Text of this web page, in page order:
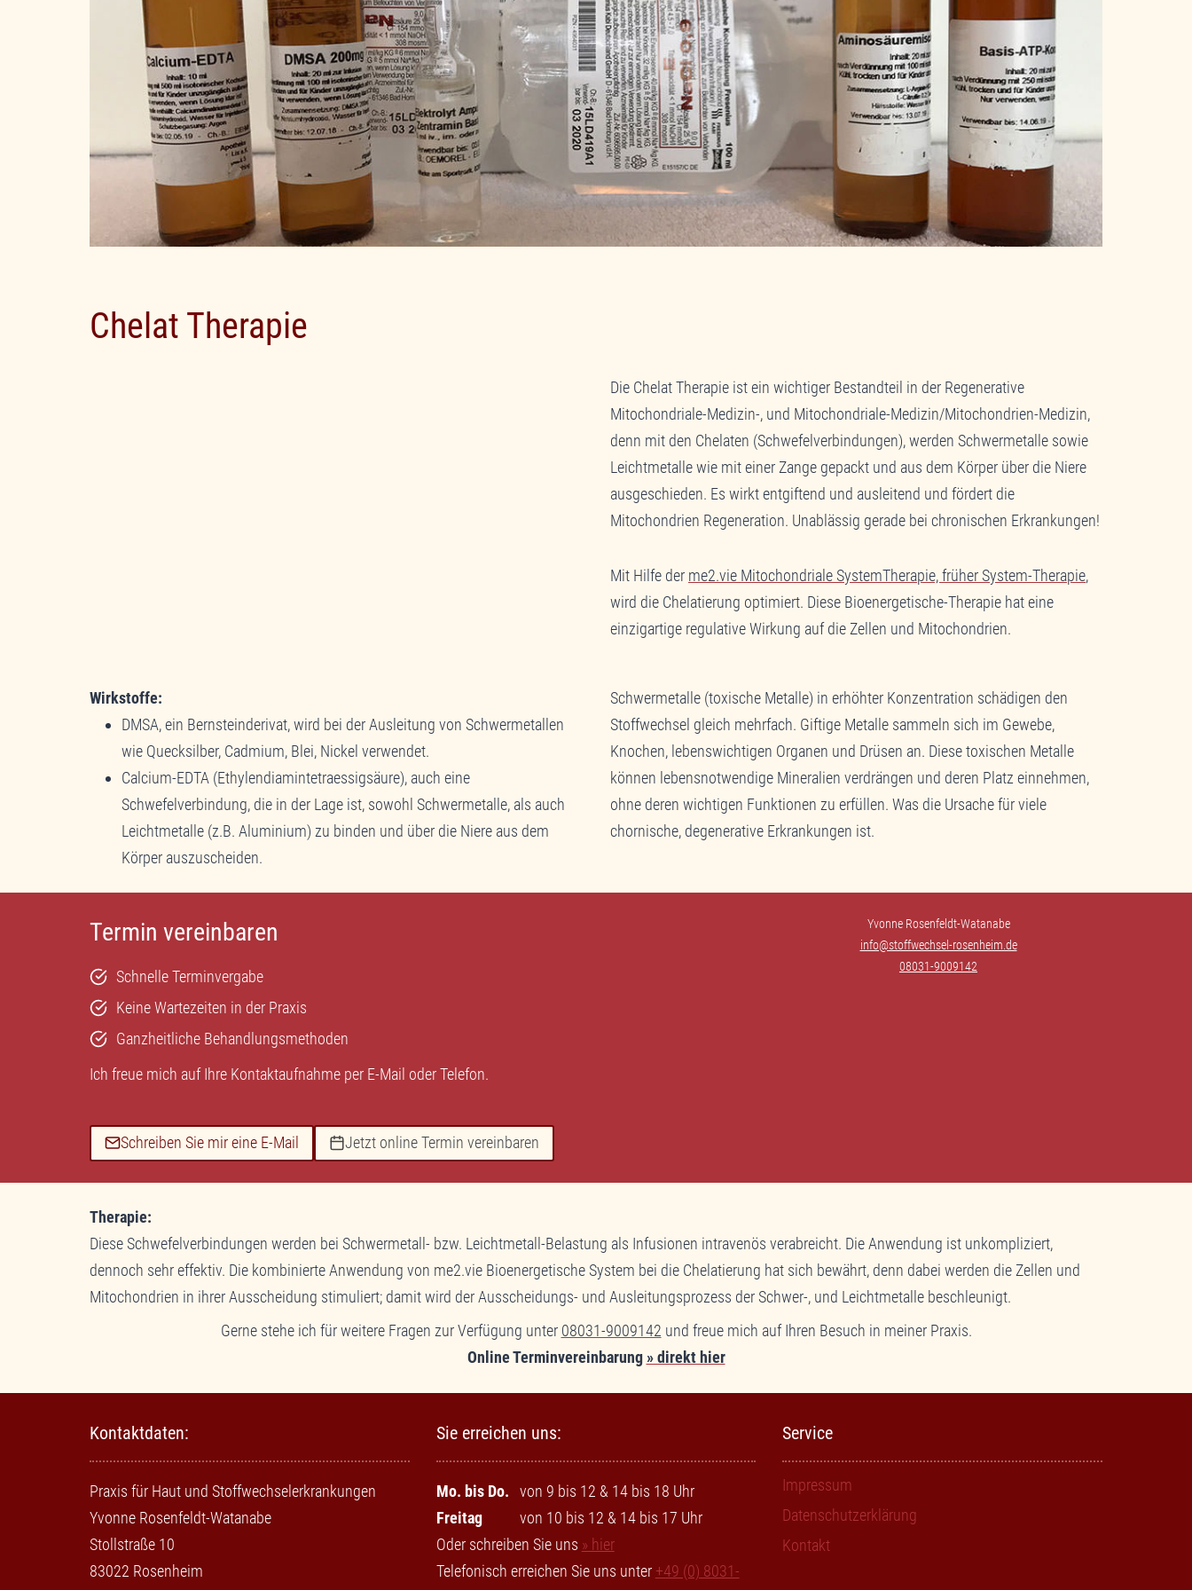
Chelat Therapie
Die Chelat Therapie ist ein wichtiger Bestandteil in der Regenerative
Mitochondriale-Medizin-, und Mitochondriale-Medizin/Mitochondrien-Medizin,
denn mit den Chelaten (Schwefelverbindungen), werden Schwermetalle sowie
Leichtmetalle wie mit einer Zange gepackt und aus dem Körper über die Niere
ausgeschieden. Es wirkt entgiftend und ausleitend und fördert die
Mitochondrien Regeneration. Unablässig gerade bei chronischen Erkrankungen!
Mit Hilfe der me2.vie Mitochondriale SystemTherapie, früher System-Therapie,
wird die Chelatierung optimiert. Diese Bioenergetische-Therapie hat eine
einzigartige regulative Wirkung auf die Zellen und Mitochondrien.
Wirkstoffe:
DMSA, ein Bernsteinderivat, wird bei der Ausleitung von Schwermetallen
wie Quecksilber, Cadmium, Blei, Nickel verwendet.
Calcium-EDTA (Ethylendiamintetraessigsäure), auch eine
Schwefelverbindung, die in der Lage ist, sowohl Schwermetalle, als auch
Leichtmetalle (z.B. Aluminium) zu binden und über die Niere aus dem
Körper auszuscheiden.
Schwermetalle (toxische Metalle) in erhöhter Konzentration schädigen den
Stoffwechsel gleich mehrfach. Giftige Metalle sammeln sich im Gewebe,
Knochen, lebenswichtigen Organen und Drüsen an. Diese toxischen Metalle
können lebensnotwendige Mineralien verdrängen und deren Platz einnehmen,
ohne deren wichtigen Funktionen zu erfüllen. Was die Ursache für viele
chornische, degenerative Erkrankungen ist.
Termin vereinbaren
Schnelle Terminvergabe
Keine Wartezeiten in der Praxis
Ganzheitliche Behandlungsmethoden
Ich freue mich auf Ihre Kontaktaufnahme per E-Mail oderTelefon.
Schreiben Sie mir eine E-Mail Jetzt online Termin vereinbaren
Yvonne Rosenfeldt-Watanabe
info@stoffwechsel-rosenheim.de
08031-9009142
Therapie:
Diese Schwefelverbindungen werden bei Schwermetall- bzw. Leichtmetall-Belastung als Infusionen intravenös verabreicht. Die Anwendung ist unkompliziert,
dennoch sehr effektiv. Die kombinierte Anwendung von me2.vie Bioenergetische System bei die Chelatierung hat sich bewährt, denn dabei werden die Zellen und
Mitochondrien in ihrer Ausscheidung stimuliert; damit wird der Ausscheidungs- und Ausleitungsprozess der Schwer-, und Leichtmetalle beschleunigt.
Gerne stehe ich für weitere Fragen zur Verfügung unter 08031-9009142 und freue mich auf Ihren Besuch in meiner Praxis.
Online Terminvereinbarung » direkt hier
Kontaktdaten:
Praxis für Haut und Stoffwechselerkrankungen
Yvonne Rosenfeldt-Watanabe
Stollstraße 10
83022 Rosenheim
Sie erreichen uns:
Mo. bis Do.
von 9 bis 12 & 14 bis 18 Uhr
Freitag
von 10 bis 12 & 14 bis 17 Uhr
Oder schreiben Sie uns » hier
Telefonisch erreichen Sie uns unter +49 (0) 8031-
Service
Impressum
Datenschutzerklärung
Kontakt